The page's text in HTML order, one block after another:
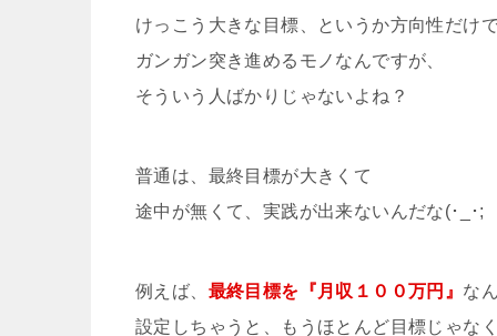
けっこう大きな目標、というか方向性だけ
ガンガン突き進めるモノなんですが、
そういう人ばかりじゃないよね？
普通は、最終目標が大きくて
途中が無くて、実践が出来ないんだな(･_･;
例えば、 最終目標を『月収１００万円』 な
設定しちゃうと、もうほとんど目標じゃな